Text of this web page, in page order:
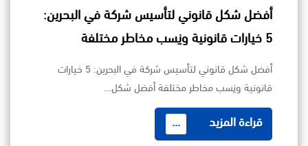
أفضل شكل قانوني لتأسيس شركة في البحرين:
5 خيارات قانونية ونِسب مخاطر مختلفة
أفضل شكل قانوني لتأسيس شركة في البحرين: 5 خيارات
قانونية ونِسب مخاطر مختلفة أفضل شكل…
قراءة المزيد ...